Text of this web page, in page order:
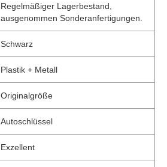
Regelmäßiger Lagerbestand,
ausgenommen Sonderanfertigungen.
Schwarz
Plastik + Metall
Originalgröße
Autoschlüssel
Exzellent